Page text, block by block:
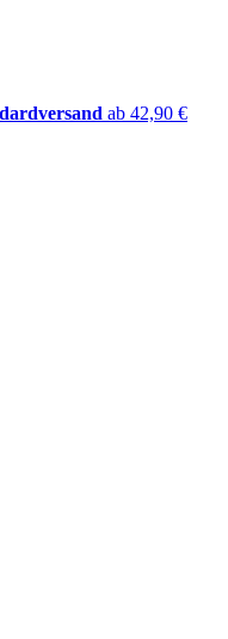
ab 42,90 €